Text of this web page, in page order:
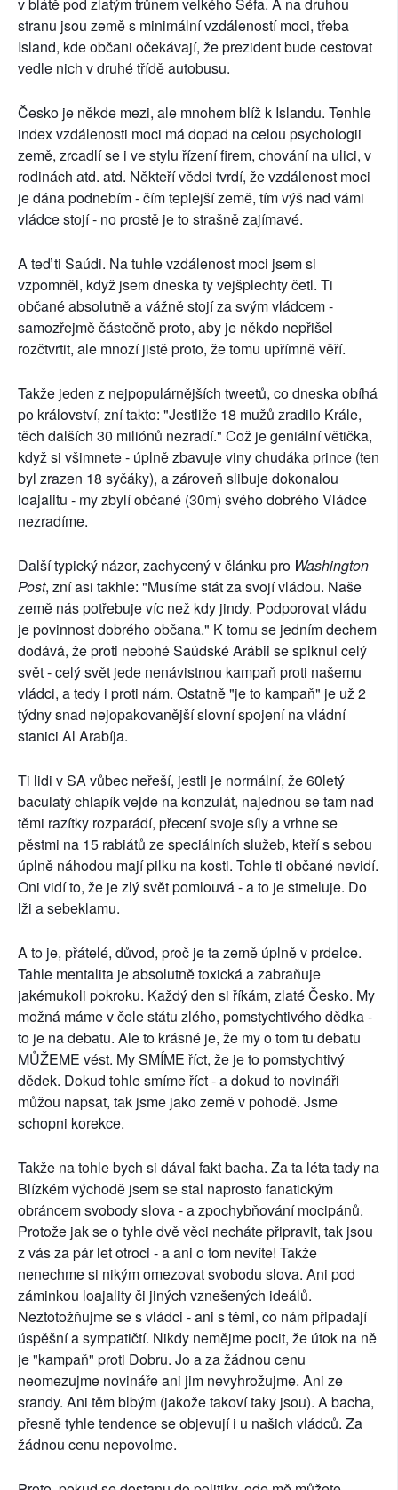
v blátě pod zlatým trůnem velkého Šéfa. A na druhou
stranu jsou země s minimální vzdáleností moci, třeba
Island, kde občani očekávají, že prezident bude cestovat
vedle nich v druhé třídě autobusu.
Česko je někde mezi, ale mnohem blíž k Islandu. Tenhle
index vzdálenosti moci má dopad na celou psychologii
země, zrcadlí se i ve stylu řízení firem, chování na ulici, v
rodinách atd. atd. Někteří vědci tvrdí, že vzdálenost moci
je dána podnebím - čím teplejší země, tím výš nad vámi
vládce stojí - no prostě je to strašně zajímavé.
A teď ti Saúdi. Na tuhle vzdálenost moci jsem si
vzpomněl, když jsem dneska ty vejšplechty četl. Ti
občané absolutně a vážně stojí za svým vládcem -
samozřejmě částečně proto, aby je někdo nepřišel
rozčtvrtit, ale mnozí jistě proto, že tomu upřímně věří.
Takže jeden z nejpopulárnějších tweetů, co dneska obíhá
po království, zní takto: "Jestliže 18 mužů zradilo Krále,
těch dalších 30 miliónů nezradí." Což je geniální větička,
když si všimnete - úplně zbavuje viny chudáka prince (ten
byl zrazen 18 syčáky), a zároveň slibuje dokonalou
loajalitu - my zbylí občané (30m) svého dobrého Vládce
nezradíme.
Další typický názor, zachycený v článku pro Washington
Post, zní asi takhle: "Musíme stát za svojí vládou. Naše
země nás potřebuje víc než kdy jindy. Podporovat vládu
je povinnost dobrého občana." K tomu se jedním dechem
dodává, že proti nebohé Saúdské Arábii se spiknul celý
svět - celý svět jede nenávistnou kampaň proti našemu
vládci, a tedy i proti nám. Ostatně "je to kampaň" je už 2
týdny snad nejopakovanější slovní spojení na vládní
stanici Al Arabíja.
Ti lidi v SA vůbec neřeší, jestli je normální, že 60letý
baculatý chlapík vejde na konzulát, najednou se tam nad
těmi razítky rozparádí, přecení svoje síly a vrhne se
pěstmi na 15 rabiátů ze speciálních služeb, kteří s sebou
úplně náhodou mají pilku na kosti. Tohle ti občané nevidí.
Oni vidí to, že je zlý svět pomlouvá - a to je stmeluje. Do
lži a sebeklamu.
A to je, přátelé, důvod, proč je ta země úplně v prdelce.
Tahle mentalita je absolutně toxická a zabraňuje
jakémukoli pokroku. Každý den si říkám, zlaté Česko. My
možná máme v čele státu zlého, pomstychtivého dědka -
to je na debatu. Ale to krásné je, že my o tom tu debatu
MŮŽEME vést. My SMÍME říct, že je to pomstychtivý
dědek. Dokud tohle smíme říct - a dokud to novináři
můžou napsat, tak jsme jako země v pohodě. Jsme
schopni korekce.
Takže na tohle bych si dával fakt bacha. Za ta léta tady na
Blízkém východě jsem se stal naprosto fanatickým
obráncem svobody slova - a zpochybňování mocipánů.
Protože jak se o tyhle dvě věci necháte připravit, tak jsou
z vás za pár let otroci - a ani o tom nevíte! Takže
nenechme si nikým omezovat svobodu slova. Ani pod
záminkou loajality či jiných vznešených ideálů.
Neztotožňujme se s vládci - ani s těmi, co nám připadají
úspěšní a sympatičtí. Nikdy nemějme pocit, že útok na ně
je "kampaň" proti Dobru. Jo a za žádnou cenu
neomezujme novináře ani jim nevyhrožujme. Ani ze
srandy. Ani těm blbým (jakože takoví taky jsou). A bacha,
přesně tyhle tendence se objevují i u našich vládců. Za
žádnou cenu nepovolme.